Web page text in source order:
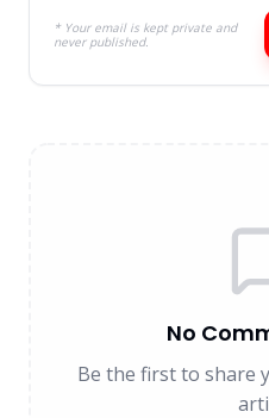
* Your email is kept private and
never published.
No
Be the first to share